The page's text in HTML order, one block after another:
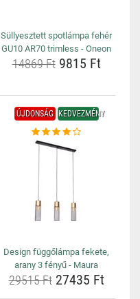
Süllyesztett spotlámpa fehér
GU10 AR70 trimless - Oneon
14869 Ft9815 Ft
ÚJDONSÁG KEDVEZMÉNY
Design függőlámpa fekete,
arany 3 fényű - Maura
29515 Ft27435 Ft